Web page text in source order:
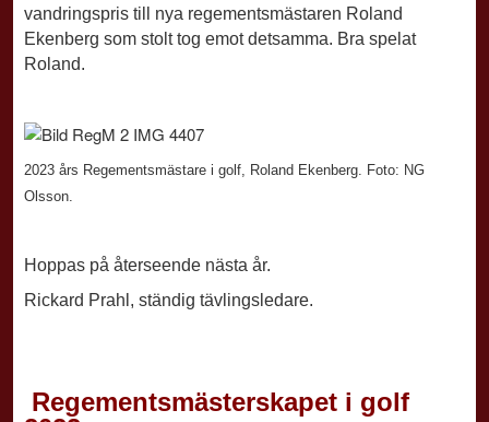
vandringspris till nya regementsmästaren Roland
Ekenberg som stolt tog emot detsamma. Bra spelat
Roland.
2023 års Regementsmästare i golf, Roland Ekenberg. Foto: NG
Olsson.
Hoppas på återseende nästa år.
Rickard Prahl, ständig tävlingsledare.
Regementsmästerskapet i golf